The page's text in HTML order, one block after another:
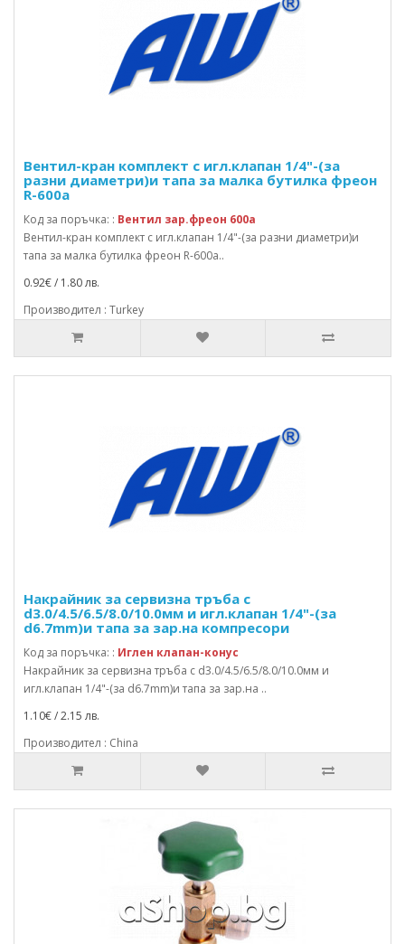
Вентил-кран комплект с игл.клапан 1/4"-(за
разни диаметри)и тапа за малка бутилка фреон
R-600a
Код за поръчка: : Вентил зар.фреон 600a
Вентил-кран комплект с игл.клапан 1/4"-(за разни диаметри)и
тапа за малка бутилка фреон R-600a..
0.92€ / 1.80 лв.
Производител : Turkey
Накрайник за сервизна тръба с
d3.0/4.5/6.5/8.0/10.0мм и игл.клапан 1/4"-(за
d6.7mm)и тапа за зар.на компресори
Код за поръчка: : Иглен клапан-конус
Накрайник за сервизна тръба с d3.0/4.5/6.5/8.0/10.0мм и
игл.клапан 1/4"-(за d6.7mm)и тапа за зар.на ..
1.10€ / 2.15 лв.
Производител : China